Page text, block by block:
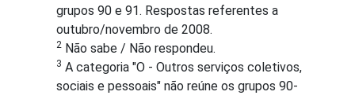
grupos 90 e 91. Respostas referentes a
outubro/novembro de 2008.
2 Não sabe / Não respondeu.
3 A categoria "O - Outros serviços coletivos,
sociais e pessoais" não reúne os grupos 90-